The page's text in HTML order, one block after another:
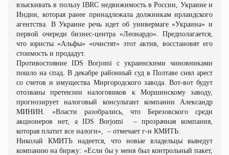
взыскивать в пользу IBRC недвижимость в России, Украине и
Индии, которая ранее принадлежала должникам ирландского
агентства. В Украине речь идет об универмаге «Украина» и
первой очереди бизнес-центра «Леонардо». Предполагается,
что юристы «Альфы» «очистят» этот актив, восстановят его
стоимость и продадут.
Противостояние IDS Borjomi с украинскими чиновниками
пошло на спад. В декабре районный суд в Полтаве снял арест
со счетов и имущества Миргородского завода. Вот-вот будут
отозваны претензии налоговиков к Моршинскому заводу,
прогнозирует налоговый консультант компании Александр
МИНИН . «Власти разобрались, что Березовского среди
акционеров нет, а IDS Borjomi
– прозрачная компания,
которая платит все налоги»,
– отмечает г-н КМИТЬ.
Николай КМИТЬ надеется, что новые владельцы выведут
компанию на биржу: «Если бы у меня был контрольный пакет,